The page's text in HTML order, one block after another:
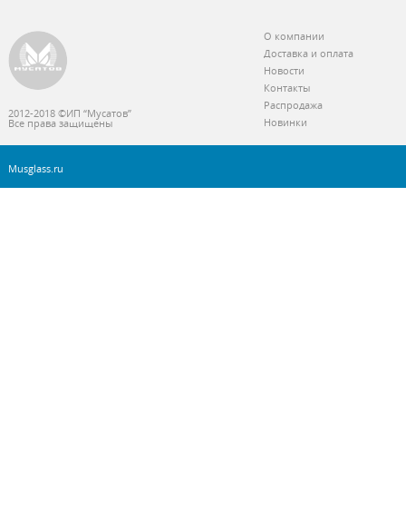
2012-2018 ©ИП “Мусатов”
Все права защищены
О компании
Доставка и оплата
Новости
Контакты
Распродажа
Новинки
Musglass.ru